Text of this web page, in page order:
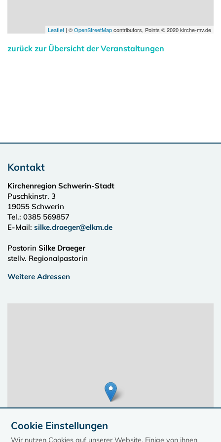
Leaflet | ©OpenStreetMapcontributors, Points © 2020 kirche-mv.de
zurück zur Übersicht der Veranstaltungen
Kontakt
Kirchenregion Schwerin-Stadt
Puschkinstr. 3
19055 Schwerin
Tel.: 0385 569857
E-Mail: silke.draeger@elkm.de
Pastorin Silke Draeger
stellv. Regionalpastorin
Weitere Adressen
Cookie Einstellungen
Wir nutzen Cookies auf unserer Website. Einige von ihnen